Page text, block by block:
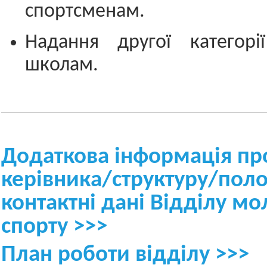
спортсменам.
Надання другої
школам.
Додаткова інформація
керівника/структуру/
контактні дані Відділу
спорту >>>
План роботи відділу >>>